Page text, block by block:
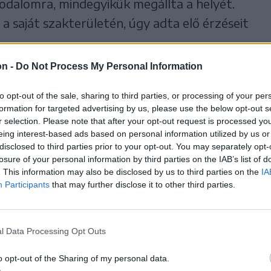
- Do Not Process My Personal Information
opt-out of the sale, sharing to third parties, or processing of your
for targeted advertising by us, please use the below opt-out
selection. Please note that after your opt-out request is processed
interest-based ads based on personal information utilized by us
to third parties prior to your opt-out. You may separately
of your personal information by third parties on the IAB’s list of
This information may also be disclosed by us to third parties on the
Participants that may further disclose it to other third parties.
Data Processing Opt Outs
opt-out of the Sharing of my personal data.
mindegyikük megállta a helyét.
saját szakterületén, úgy adta elő érzéseit
több vagy kevesebb érlelési időt
akkor is hozzátette: lehet jobban
megfeleljen, de az már a gazdán múlik,
vagy pedig megy tovább a maga által
magunkról, hogy nem vagyunk gépek,
az asszonyok is értékelik” – tette
elmondta: minden kiváló sajt rengeteg
viseli készítőjének egyéniségét, ízlését is.